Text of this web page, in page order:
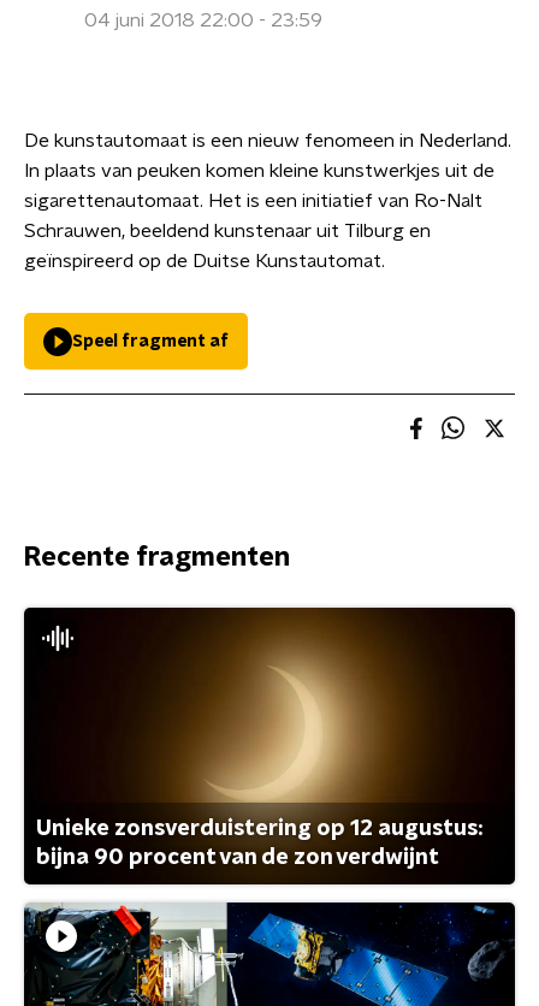
04 juni 2018 22:00 - 23:59
De kunstautomaat is een nieuw fenomeen in Nederland.
In plaats van peuken komen kleine kunstwerkjes uit de
sigarettenautomaat. Het is een initiatief van Ro-Nalt
Schrauwen, beeldend kunstenaar uit Tilburg en
geïnspireerd op de Duitse Kunstautomat.
Speel fragment af
Recente fragmenten
Unieke zonsverduistering op 12 augustus:
bijna 90 procent van de zon verdwijnt